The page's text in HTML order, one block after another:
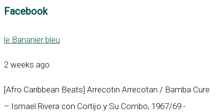
Facebook
le Bananier bleu
2 weeks ago
[Afro Caribbean Beats] Arrecotin Arrecotan / Bamba Cure
– Ismael Rivera con Cortijo y Su Combo, 1967/69 -